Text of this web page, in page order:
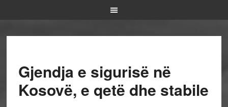
Gjendja e sigurisë në
Kosovë, e qetë dhe stabile